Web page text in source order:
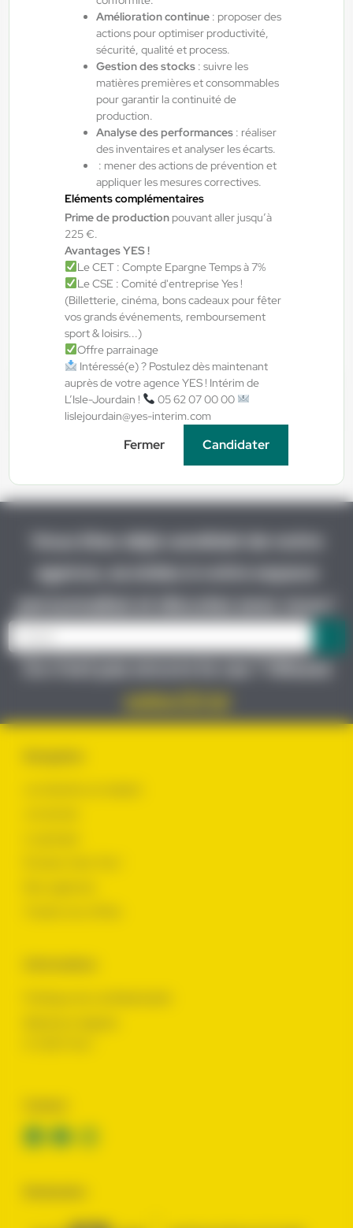
Amélioration continue : proposer des
actions pour optimiser productivité,
sécurité, qualité et process.
Gestion des stocks : suivre les
matières premières et consommables
pour garantir la continuité de
production.
Analyse des performances : réaliser
des inventaires et analyser les écarts.
: mener des actions de prévention et
appliquer les mesures correctives.
Eléments complémentaires
Prime de production pouvant aller jusqu’à
225 €.
Avantages YES !
Le CET : Compte Epargne Temps à 7%
Le CSE : Comité d'entreprise Yes !
(Billetterie, cinéma, bons cadeaux pour fêter
vos grands événements, remboursement
sport & loisirs...)
Offre parrainage
Intéressé(e) ? Postulez dès maintenant
auprès de votre agence YES ! Intérim de
L’Isle-Jourdain !
05 62 07 00 00
lislejourdain@yes-interim.com
Fermer Candidater
Yes ! Pamiers
Peintre Thermolaqueur H/F/X
12,33 €/h - 13,00 €/h
10/08/26 01/09/26
Chauffeur spl H/F/X
Toulouse , France
Interim
12,31 €/h - 12,51 €/h
17/08/26 Au:31/08/26
1sur 27
Candidature spontanée
Vous êtes déjà candidat de notre
agence, accédez à votre espace
personnalisé et discutez avec nous !
Ce n’est pas encore le cas ? Glissez
votre CV ici